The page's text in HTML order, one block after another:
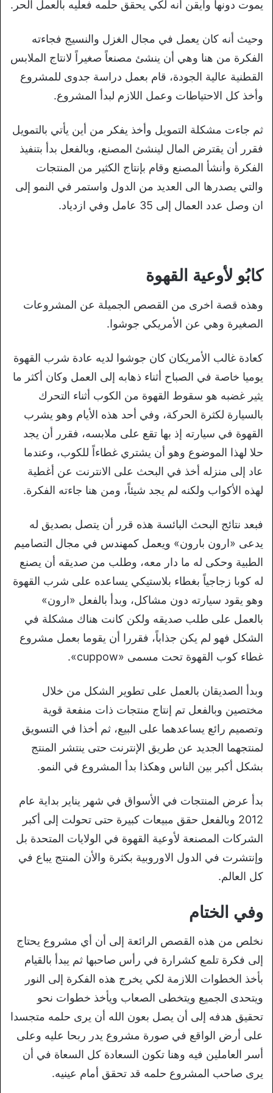
يموت دونها وأيقن أنه لكي يحقق حلمه فعليه بالعمل الحر.
وحيث أنه كان يعمل في مجال الغزل والنسيج فجاءته
الفكرة من هنا وهي أن ينشئ مصنعاً صغيراً لانتاج الملابس
القطنية عالية الجودة، قام بعمل دراسة جدوى للمشروع
وأخذ كل الاحتياطات وعمل اللازم لبدأ المشروع.
ثم جاءت مشكلة التمويل وأخذ يفكر من أين يأتي بالتمويل
فقرر أن يقترض المال لينشئ المصنع، وبالفعل بدأ بتنفيذ
الفكرة وأنشأ المصنع وقام بإنتاج الكثير من المنتجات
والتي يصدرها الى العديد من الدول واستمر في النمو إلى
ان وصل عدد العمال إلى 35 عامل وفي ازدياد.
كابُو لأوعية القهوة
وهذه قصة اخرى من القصص الجميلة عن المشروعات
الصغيرة وهي عن الأمريكي جوشوا.
كعادة غالب الأمريكان كان جوشوا لديه عادة شرب القهوة
يوميا خاصة في الصباح أثناء ذهابه إلى العمل وكان أكثر ما
يثير غضبه هو سقوط القهوة من الكوب أثناء التحرك
بالسيارة لكثرة الحركة، وفي أحد هذه الأيام وهو يشرب
القهوة في سيارته إذ بها تقع على ملابسه، فقرر أن يجد
حلا لهذا الموضوع وهو أن يشتري غطاءاً للكوب، وعندما
عاد إلى منزله أخذ في البحث على الانترنت عن أغطية
لهذه الأكواب ولكنه لم يجد شيئاً، ومن هنا جاءته الفكرة.
فبعد نتائج البحث البائسة هذه قرر أن يتصل بصديق له
يدعى «ارون بارون» ويعمل كمهندس في مجال التصاميم
الطبية وحكى له ما دار معه، وطلب من صديقه أن يصنع
له كوبا زجاجياً بغطاء بلاستيكي يساعده على شرب القهوة
وهو يقود سيارته دون مشاكل، وبدأ بالفعل «ارون»
بالعمل على طلب صديقه ولكن كانت هناك مشكلة في
الشكل فهو لم يكن جذاباً، فقررا أن يقوما بعمل مشروع
غطاء كوب القهوة تحت مسمى «cuppow».
وبدأ الصديقان بالعمل على تطوير الشكل من خلال
مختصين وبالفعل تم إنتاج منتجات ذات منفعة قوية
وتصميم رائع يساعدهما على البيع، ثم أخذا في التسويق
لمنتجهما الجديد عن طريق الإنترنت حتى ينتشر المنتج
بشكل أكبر بين الناس وهكذا بدأ المشروع في النمو.
بدأ عرض المنتجات في الأسواق في شهر يناير بداية عام
2012 وبالفعل حقق مبيعات كبيرة حتى تحولت إلى أكبر
الشركات المصنعة لأوعية القهوة في الولايات المتحدة بل
وإنتشرت في الدول الاوروبية بكثرة والأن المنتج يباع في
كل العالم.
وفي الختام
نخلص من هذه القصص الرائعة إلى أن أي مشروع يحتاج
إلى فكرة تلمع كشرارة في رأس صاحبها ثم يبدأ بالقيام
بأخذ الخطوات اللازمة لكي يخرج هذه الفكرة إلى النور
ويتحدى الجميع ويتخطى الصعاب ويأخذ خطوات نحو
تحقيق هدفه إلى أن يصل بعون الله أن يرى حلمه متجسدا
على أرض الواقع في صورة مشروع يدر ربحا عليه وعلى
أسر العاملين فيه وهنا تكون السعادة كل السعاة في أن
يرى صاحب المشروع حلمه قد تحقق أمام عينيه.